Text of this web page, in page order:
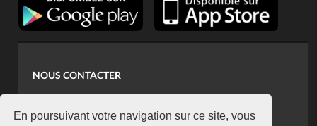
En poursuivant votre navigation sur ce site, vous
NOUS CONTACTER
koaci@yahoo.fr